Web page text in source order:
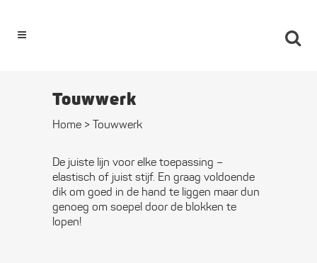
Touwwerk
Home > Touwwerk
De juiste lijn voor elke toepassing –
elastisch of juist stijf. En graag voldoende
dik om goed in de hand te liggen maar dun
genoeg om soepel door de blokken te
lopen!